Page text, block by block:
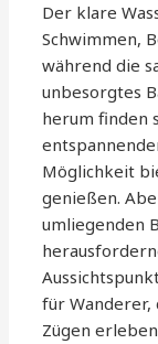
Der klare
Schwimmen,
während die
unbesorgtes
herum finden
Möglichkeit
genießen.
umliegenden
für Wanderer,
Zügen